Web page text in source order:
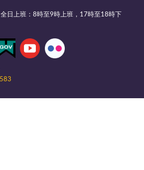
日上班：8時至9時上班，17時至18時下